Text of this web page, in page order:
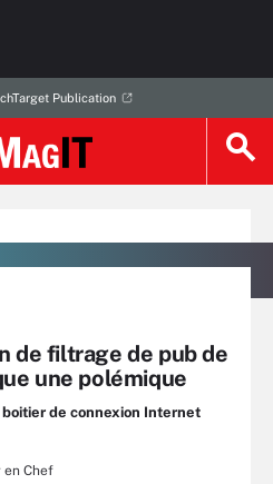
Publication
de filtrage de pub de
une polémique
boitier de connexion Internet
en Chef